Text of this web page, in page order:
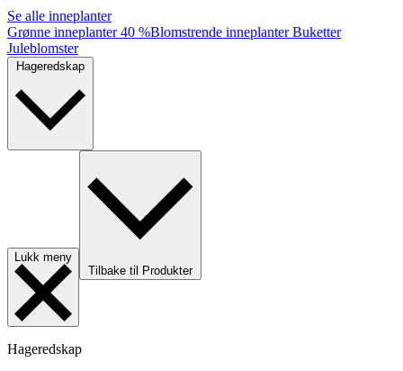
Se alle inneplanter
Grønne inneplanter40 %Blomstrende inneplanterBuketter
Juleblomster
Lukk meny
Tilbake til Produkter
Hageredskap